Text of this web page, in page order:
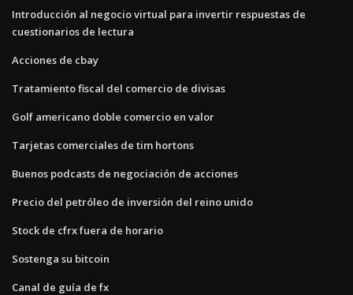
Introducción al negocio virtual para invertir respuestas de
cuestionarios de lectura
Acciones de cbay
Tratamiento fiscal del comercio de divisas
Golf americano doble comercio en valor
Tarjetas comerciales de tim hortons
Buenos podcasts de negociación de acciones
Precio del petróleo de inversión del reino unido
Stock de cfrx fuera de horario
Sostenga su bitcoin
Canal de guía de fx